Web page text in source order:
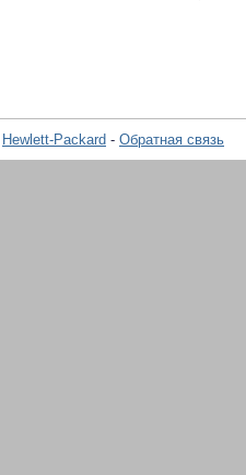
Hewlett-Packard - Обратная связь